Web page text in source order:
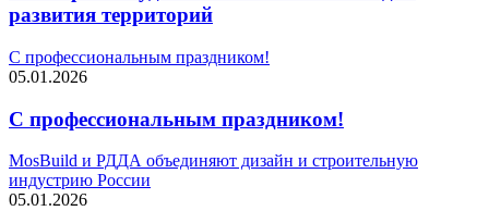
развития территорий
С профессиональным праздником!
05.01.2026
С профессиональным праздником!
MosBuild и РДДА объединяют дизайн и строительную
индустрию России
05.01.2026